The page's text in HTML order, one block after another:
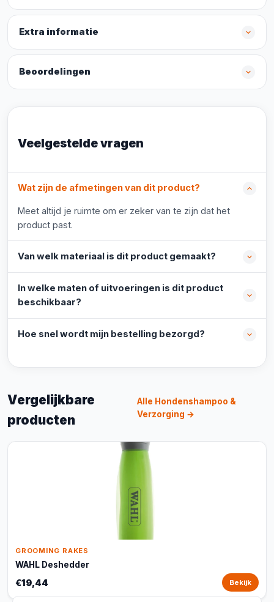
Extra informatie
Beoordelingen
Veelgestelde vragen
Wat zijn de afmetingen van dit product?
Meet altijd je ruimte om er zeker van te zijn dat het
product past.
Van welk materiaal is dit product gemaakt?
In welke maten of uitvoeringen is dit product
beschikbaar?
Hoe snel wordt mijn bestelling bezorgd?
Vergelijkbare
producten
Alle Hondenshampoo &
Verzorging →
GROOMING RAKES
WAHL Deshedder
€19,44 Bekijk